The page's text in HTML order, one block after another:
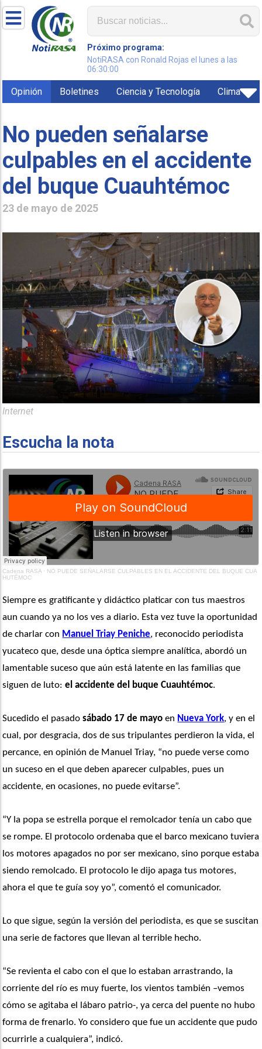
Próximo programa:
NotiRASA con Ronald Rojas el lunes a las
06:30:00
Opinión Boletines Ciencia y Tecnología Clima
No pueden señalarse
culpables en el accidente
del buque Cuauhtémoc
23 de mayo de 2025
Internet
Escucha la nota
Cadena RASA · NO PUEDE SEÑALARSE CULPABLES EN EL ACCIDENTE DEL BUQUE CUA
HUTÉMOC
Siempre es gratificante y didáctico platicar con tus maestros
aun cuando ya no los ves a diario. Esta vez tuve la oportunidad
de charlar con Manuel Triay Peniche, reconocido periodista
yucateco que, desde una óptica siempre analítica, abordó un
lamentable suceso que aún está latente en las familias que
siguen de luto: el accidente del buque Cuauhtémoc.
Sucedido el pasado sábado 17 de mayo en Nueva York, y en el
cual, por desgracia, dos de sus tripulantes perdieron la vida, el
percance, en opinión de Manuel Triay, “no puede verse como
un suceso en el que deben aparecer culpables, pues un
accidente, en ocasiones, no puede evitarse”.
“Y la popa se estrella porque el remolcador tenía un cabo que
se rompe. El protocolo ordenaba que el barco mexicano tuviera
los motores apagados no por ser mexicano, sino porque estaba
siendo remolcado. El protocolo le dijo apaga tus motores,
ahora el que te guía soy yo”, comentó el comunicador.
Lo que sigue, según la versión del periodista, es que se suscitan
una serie de factores que llevan al terrible hecho.
“Se revienta el cabo con el que lo estaban arrastrando, la
corriente del río es muy fuerte, los vientos también –vemos
cómo se agitaba el lábaro patrio-, ya cerca del puente no hubo
forma de frenarlo. Yo considero que fue un accidente que pudo
ocurrirle a cualquiera”, indicó.